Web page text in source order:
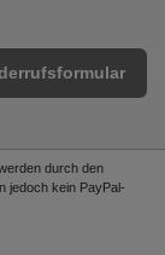
durch den
jedoch kein PayPal-